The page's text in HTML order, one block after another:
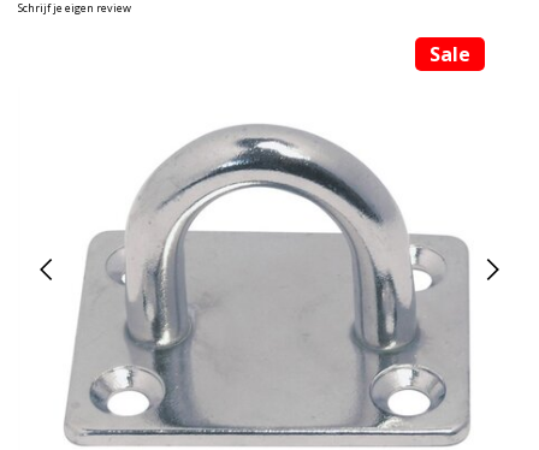
Schrijf je eigen review
Sale